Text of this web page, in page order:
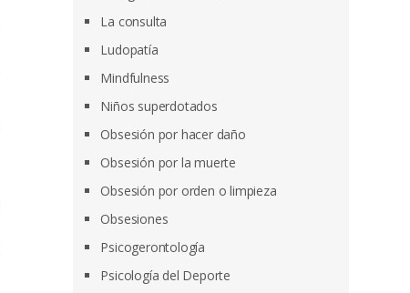
La consulta
Ludopatía
Mindfulness
Niños superdotados
Obsesión por hacer daño
Obsesión por la muerte
Obsesión por orden o limpieza
Obsesiones
Psicogerontología
Psicología del Deporte